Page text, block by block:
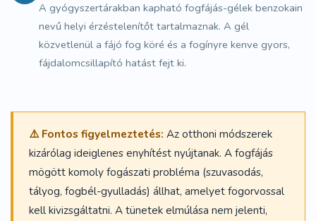
A gyógyszertárakban kapható fogfájás-gélek benzokain
nevű helyi érzéstelenítőt tartalmaznak. A gél
közvetlenül a fájó fog köré és a fogínyre kenve gyors,
fájdalomcsillapító hatást fejt ki.
⚠️ Fontos figyelmeztetés: Az otthoni módszerek
kizárólag ideiglenes enyhítést nyújtanak. A fogfájás
mögött komoly fogászati probléma (szuvasodás,
tályog, fogbél-gyulladás) állhat, amelyet fogorvossal
kell kivizsgáltatni. A tünetek elmúlása nem jelenti,